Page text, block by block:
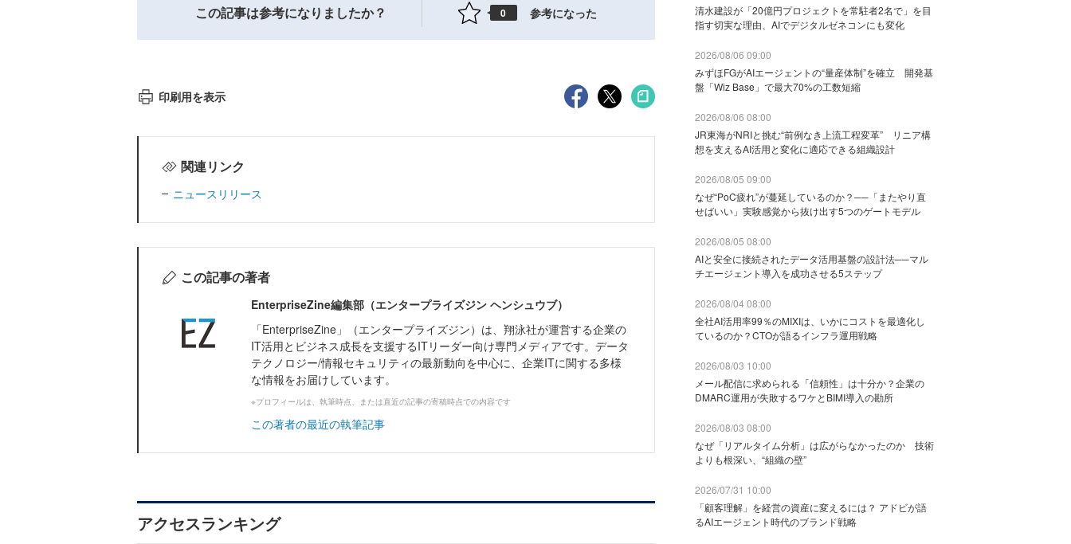
この記事は参考になりましたか？ 0 参考になった
印刷用を表示
関連リンク
ニュースリリース
この記事の著者
EnterpriseZine編集部（エンタープライズジン ヘンシュウブ）
「EnterpriseZine」（エンタープライズジン）は、翔泳社が運営する企業の
IT活用とビジネス成長を支援するITリーダー向け専門メディアです。データ
テクノロジー/情報セキュリティの最新動向を中心に、企業ITに関する多様
な情報をお届けしています。
※プロフィールは、執筆時点、または直近の記事の寄稿時点での内容です
この著者の最近の執筆記事
アクセスランキング
清水建設が「20億円プロジェクトを常駐者2名で」を目
指す切実な理由、AIでデジタルゼネコンにも変化
2026/08/06 09:00
みずほFGがAIエージェントの“量産体制”を確立 開発基
盤「Wiz Base」で最大70%の工数短縮
2026/08/06 08:00
JR東海がNRIと挑む“前例なき上流工程変革” リニア構
想を支えるAI活用と変化に適応できる組織設計
2026/08/05 09:00
なぜ“PoC疲れ”が蔓延しているのか？──「またやり直
せばいい」実験感覚から抜け出す5つのゲートモデル
2026/08/05 08:00
AIと安全に接続されたデータ活用基盤の設計法──マル
チエージェント導入を成功させる5ステップ
2026/08/04 08:00
全社AI活用率99％のMIXIは、いかにコストを最適化し
ているのか？CTOが語るインフラ運用戦略
2026/08/03 10:00
メール配信に求められる「信頼性」は十分か？企業の
DMARC運用が失敗するワケとBIMI導入の勘所
2026/08/03 08:00
なぜ「リアルタイム分析」は広がらなかったのか 技術
よりも根深い、“組織の壁”
2026/07/31 10:00
「顧客理解」を経営の資産に変えるには？ アドビが語
るAIエージェント時代のブランド戦略